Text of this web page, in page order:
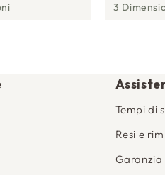
3
Tempi di
Resi e
Garanzia